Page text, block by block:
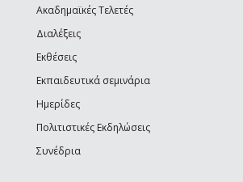
Ακαδημαϊκές Τελετές
Διαλέξεις
Εκθέσεις
Εκπαιδευτικά σεμινάρια
Ημερίδες
Πολιτιστικές Εκδηλώσεις
Συνέδρια